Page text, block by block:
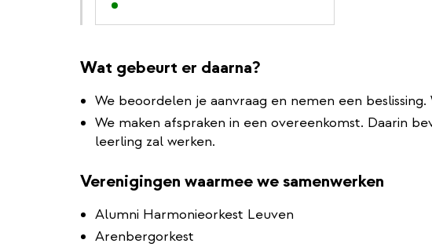
Wat gebeurt er daarna?
We beoordelen je aanvraag en nemen een
We maken afspraken in een overeenkomst. Daarin
leerling zal werken.
Verenigingen waarmee we samenwerken
Alumni Harmonieorkest Leuven
Arenbergorkest